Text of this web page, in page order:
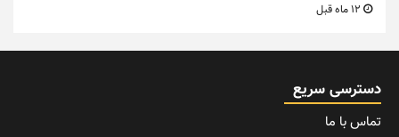
دسترسی سریع
تماس با ما